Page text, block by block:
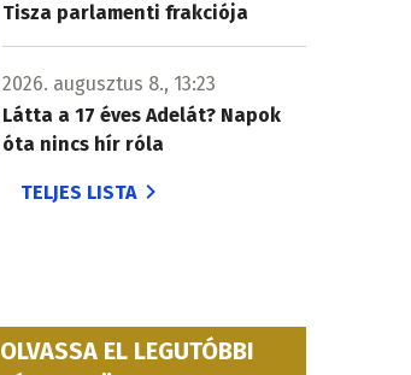
Tisza parlamenti frakciója
2026. augusztus 8., 13:23
Látta a 17 éves Adelát? Napok
óta nincs hír róla
TELJES LISTA
OLVASSA EL LEGUTÓBBI